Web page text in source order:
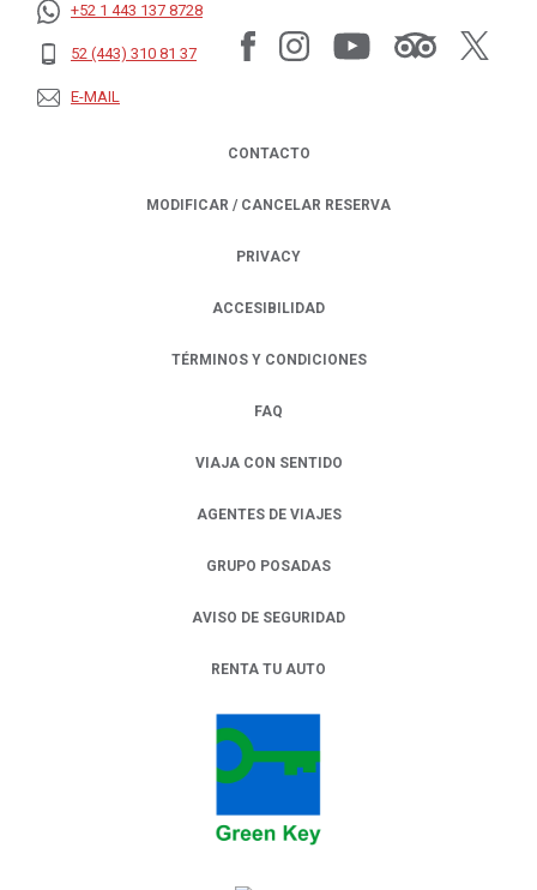
+52 1 443 137 8728
52 (443) 310 81 37
E-MAIL
CONTACTO
MODIFICAR / CANCELAR RESERVA
PRIVACY
OPENS IN A NEW TAB.
ACCESIBILIDAD
TÉRMINOS Y CONDICIONES
FAQ
VIAJA CON SENTIDO
AGENTES DE VIAJES
GRUPO POSADAS
AVISO DE SEGURIDAD
RENTA TU AUTO
OPENS IN A NEW TAB.